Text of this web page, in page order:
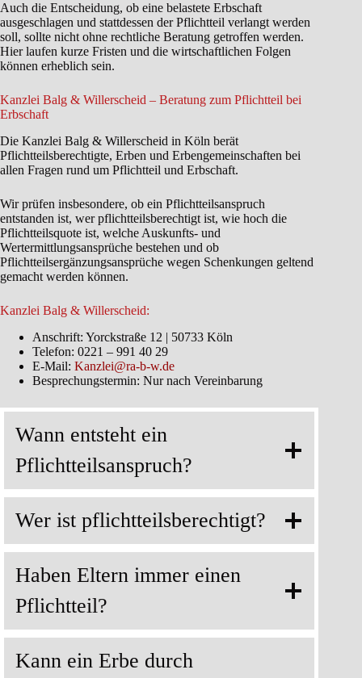
Auch die Entscheidung, ob eine belastete Erbschaft
ausgeschlagen und stattdessen der Pflichtteil verlangt werden
soll, sollte nicht ohne rechtliche Beratung getroffen werden.
Hier laufen kurze Fristen und die wirtschaftlichen Folgen
können erheblich sein.
Kanzlei Balg & Willerscheid – Beratung zum Pflichtteil bei
Erbschaft
Die Kanzlei Balg & Willerscheid in Köln berät
Pflichtteilsberechtigte, Erben und Erbengemeinschaften bei
allen Fragen rund um Pflichtteil und Erbschaft.
Wir prüfen insbesondere, ob ein Pflichtteilsanspruch
entstanden ist, wer pflichtteilsberechtigt ist, wie hoch die
Pflichtteilsquote ist, welche Auskunfts- und
Wertermittlungsansprüche bestehen und ob
Pflichtteilsergänzungsansprüche wegen Schenkungen geltend
gemacht werden können.
Kanzlei Balg & Willerscheid:
Anschrift: Yorckstraße 12 | 50733 Köln
Telefon: 0221 – 991 40 29
E-Mail: Kanzlei@ra-b-w.de
Besprechungstermin: Nur nach Vereinbarung
Wann entsteht ein
Pflichtteilsanspruch?
Wer ist pflichtteilsberechtigt?
Haben Eltern immer einen
Pflichtteil?
Kann ein Erbe durch